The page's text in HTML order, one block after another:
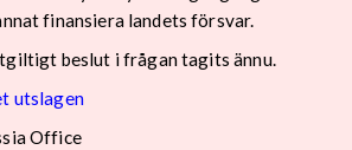
finansiera landets försvar.
beslut i frågan tagits ännu.
utslagen
Office